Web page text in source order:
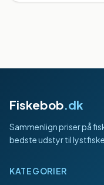
Fiskebob.dk
Sammenlign priser på
bedste udstyr til
KATEGORIER